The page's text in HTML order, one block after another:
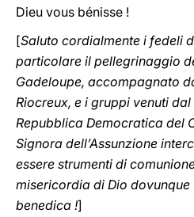
Dieu vous bénisse !
[Saluto cordialmente i fedeli
particolare il pellegrinaggio
Gadeloupe, accompagnato
Riocreux, e i gruppi venuti
Repubblica Democratica del
Signora dell’Assunzione
essere strumenti di
misericordia di Dio
benedica !]